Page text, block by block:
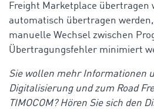
Freight Marketplace übertragen
automatisch übertragen
manuelle Wechsel zwischen
Übertragungsfehler minimiert
Sie wollen mehr Informationen
Digitalisierung und zum Road
TIMOCOM? Hören Sie sich den